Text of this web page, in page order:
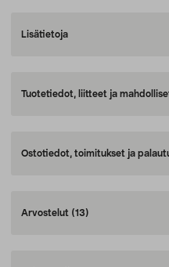
Lisätietoja
Tuotetiedot, liitteet ja
Ostotiedot, toimitukset ja
Arvostelut (13)